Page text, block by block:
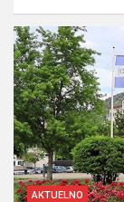
AKTUELNO